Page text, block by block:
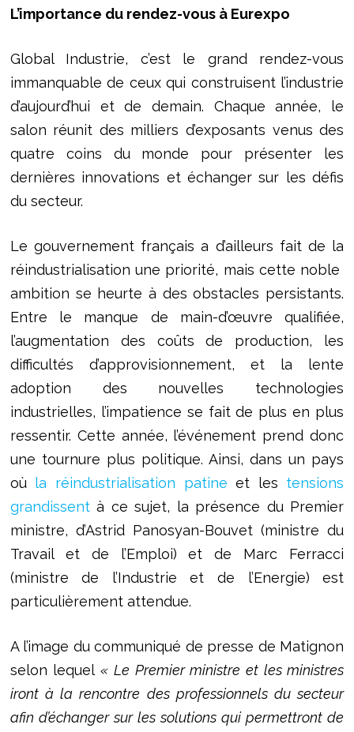
L’importance du rendez-vous à Eurexpo
Global Industrie, c’est le grand rendez-vous
immanquable de ceux qui construisent l’industrie
d’aujourd’hui et de demain. Chaque année, le
salon réunit des milliers d’exposants venus des
quatre coins du monde pour présenter les
dernières innovations et échanger sur les défis
du secteur.
Le gouvernement français a d’ailleurs fait de la
réindustrialisation une priorité, mais cette noble
ambition se heurte à des obstacles persistants.
Entre le manque de main-d’œuvre qualifiée,
l’augmentation des coûts de production, les
difficultés d’approvisionnement, et la lente
adoption des nouvelles technologies
industrielles, l’impatience se fait de plus en plus
ressentir. Cette année, l’événement prend donc
une tournure plus politique. Ainsi, dans un pays
où la réindustrialisation patine et les tensions
grandissentà ce sujet, la présence du Premier
ministre, d’Astrid Panosyan-Bouvet (ministre du
Travail et de l’Emploi) et de Marc Ferracci
(ministre de l’Industrie et de l’Energie) est
particulièrement attendue.
A l’image du communiqué de presse de Matignon
selon lequel« Le Premier ministre et les ministres
iront à la rencontre des professionnels du secteur
afin d’échanger sur les solutions qui permettront de